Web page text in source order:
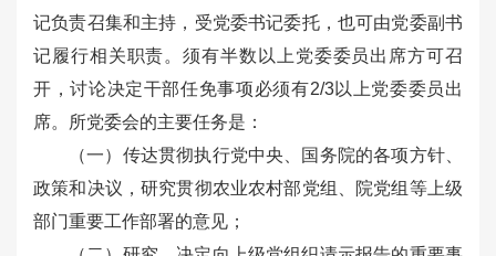
记负责召集和主持，受党委书记委托，也可由党委副书
记履行相关职责。须有半数以上党委委员出席方可召
开，讨论决定干部任免事项必须有2/3以上党委委员出
席。所党委会的主要任务是：
（一）传达贯彻执行党中央、国务院的各项方针、
政策和决议，研究贯彻农业农村部党组、院党组等上级
部门重要工作部署的意见；